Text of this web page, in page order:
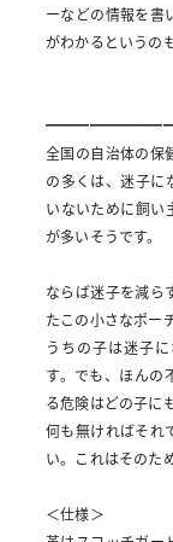
ーなどの情報を書
がわかるというの
全国の自治体の保
の多くは、迷子に
いないために飼い
が多いそうです。
ならば迷子を減ら
たこの小さなポーチ
うちの子は迷子
す。でも、ほんの
る危険はどの子に
何も無ければそれ
い。これはそのた
＜仕様＞